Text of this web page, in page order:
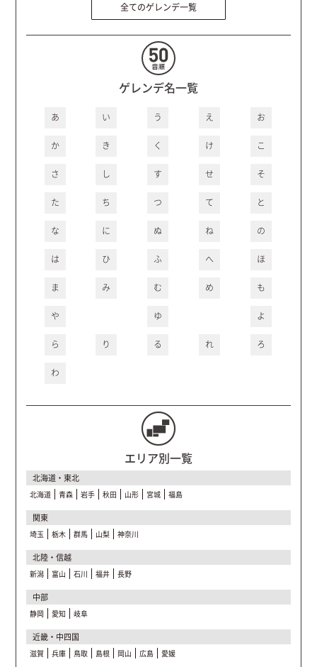
全てのゲレンデ一覧
ゲレンデ名一覧
あ い う え お
か き く け こ
さ し す せ そ
た ち つ て と
な に ぬ ね の
は ひ ふ へ ほ
ま み む め も
や ゆ よ
ら り る れ ろ
わ
エリア別一覧
北海道・東北
北海道 青森 岩手 秋田 山形 宮城 福島
関東
埼玉 栃木 群馬 山梨 神奈川
北陸・信越
新潟 富山 石川 福井 長野
中部
静岡 愛知 岐阜
近畿・中四国
滋賀 兵庫 鳥取 島根 岡山 広島 愛媛